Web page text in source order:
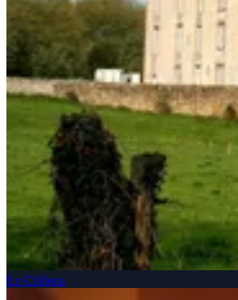
Le Château